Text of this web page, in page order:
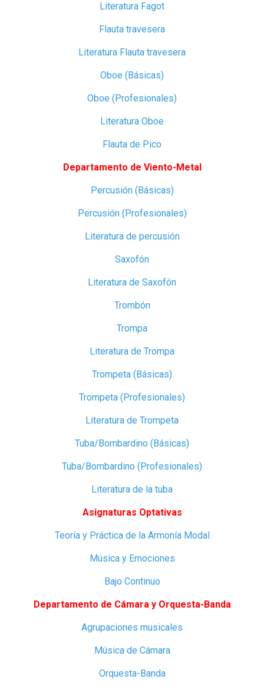
Literatura Fagot
Flauta travesera
Literatura Flauta travesera
Oboe (Básicas)
Oboe (Profesionales)
Literatura Oboe
Flauta de Pico
Departamento de Viento-Metal
Percusión (Básicas)
Percusión (Profesionales)
Literatura de percusión
Saxofón
Literatura de Saxofón
Trombón
Trompa
Literatura de Trompa
Trompeta (Básicas)
Trompeta (Profesionales)
Literatura de Trompeta
Tuba/Bombardino (Básicas)
Tuba/Bombardino (Profesionales)
Literatura de la tuba
Asignaturas Optativas
Teoría y Práctica de la Armonía Modal
Música y Emociones
Bajo Continuo
Departamento de Cámara y Orquesta-Banda
Agrupaciones musicales
Música de Cámara
Orquesta-Banda